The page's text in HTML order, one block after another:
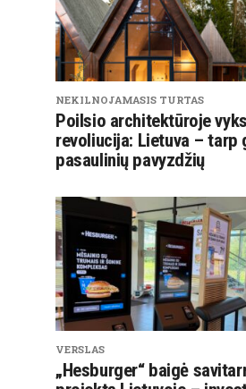
NEKILNOJAMASIS TURTAS
Poilsio architektūroje
revoliucija: Lietuva – tarp
pasaulinių pavyzdžių
VERSLAS
„Hesburger“ baigė